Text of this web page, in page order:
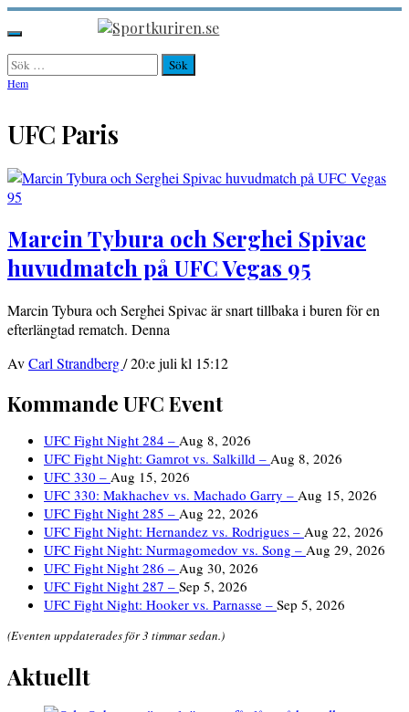
Hoppa
till
innehåll
Sportkuriren.se
Primär
meny
Sök
efter:
Hem
UFC Paris
Marcin Tybura och Serghei Spivac
huvudmatch på UFC Vegas 95
Marcin Tybura och Serghei Spivac är snart tillbaka i buren för en
efterlängtad rematch. Denna
AvCarl Strandberg/20:e juli kl 15:12
Kommande UFC Event
UFC Fight Night 284 – Aug 8, 2026
UFC Fight Night: Gamrot vs. Salkilld – Aug 8, 2026
UFC 330 – Aug 15, 2026
UFC 330: Makhachev vs. Machado Garry – Aug 15, 2026
UFC Fight Night 285 – Aug 22, 2026
UFC Fight Night: Hernandez vs. Rodrigues – Aug 22, 2026
UFC Fight Night: Nurmagomedov vs. Song – Aug 29, 2026
UFC Fight Night 286 – Aug 30, 2026
UFC Fight Night 287 – Sep 5, 2026
UFC Fight Night: Hooker vs. Parnasse – Sep 5, 2026
(Eventen uppdaterades för 3 timmar sedan.)
Aktuellt